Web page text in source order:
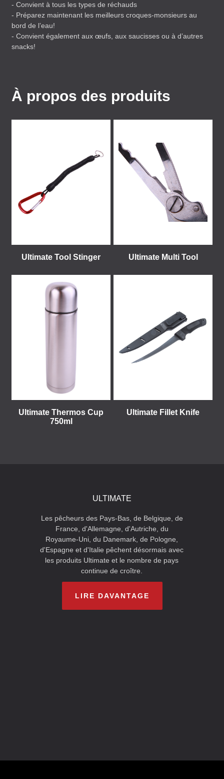
- Convient à tous les types de réchauds
- Préparez maintenant les meilleurs croques-monsieurs au
bord de l’eau!
- Convient également aux œufs, aux saucisses ou à d’autres
snacks!
À propos des produits
Ultimate Tool Stinger Ultimate Multi Tool
Ultimate Thermos Cup
750ml
Ultimate Fillet Knife
ULTIMATE
Les pêcheurs des Pays-Bas, de Belgique, de
France, d'Allemagne, d'Autriche, du
Royaume-Uni, du Danemark, de Pologne,
d'Espagne et d'Italie pêchent désormais avec
les produits Ultimate et le nombre de pays
continue de croître.
LIRE DAVANTAGE